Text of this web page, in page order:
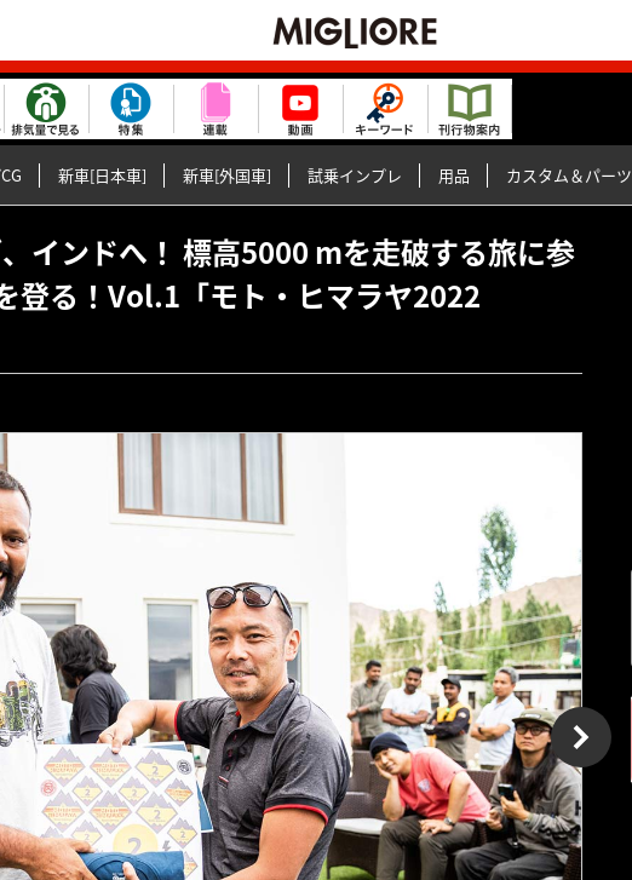
新車[日本車] 新車[外国車] 試乗インプレ 用品 カスタム＆パーツ
インドへ！ 標高5000 mを走破する旅に参
登る！Vol.1「モト・ヒマラヤ2022